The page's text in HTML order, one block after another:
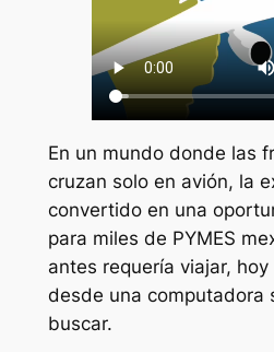
En un mundo donde las
cruzan solo en avión, la
convertido en una
para miles de PYMES
antes requería viajar,
desde una computadora
buscar.